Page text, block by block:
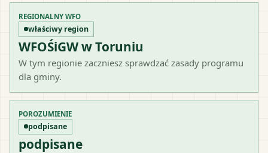
REGIONALNY WFO
właściwy region
WFOŚiGW w Toruniu
W tym regionie zaczniesz sprawdzać zasady programu
dla gminy.
POROZUMIENIE
podpisane
podpisane